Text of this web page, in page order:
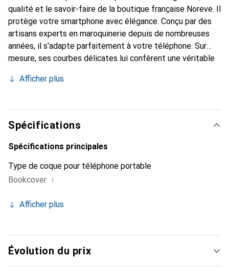
qualité et le savoir-faire de la boutique française Noreve. Il
protège votre smartphone avec élégance. Conçu par des
artisans experts en maroquinerie depuis de nombreuses
années, il s'adapte parfaitement à votre téléphone. Sur
mesure, ses courbes délicates lui confèrent une véritable
pour votre smartphone. Reconnaître internationalement
un choix sûr pour une clientèle exigeante.
Afficher plus
Spécifications
Spécifications principales
Type de coque pour téléphone portable
Bookcover i
Afficher plus
Évolution du prix